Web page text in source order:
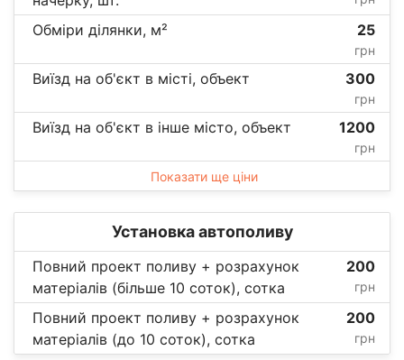
Обміри ділянки, м² 25
грн
Виїзд на об'єкт в місті, объект 300
грн
Виїзд на об'єкт в інше місто, объект 1200
грн
Показати ще ціни
Установка автополиву
Повний проект поливу + розрахунок
матеріалів (більше 10 соток), сотка
200
грн
Повний проект поливу + розрахунок
матеріалів (до 10 соток), сотка
200
грн